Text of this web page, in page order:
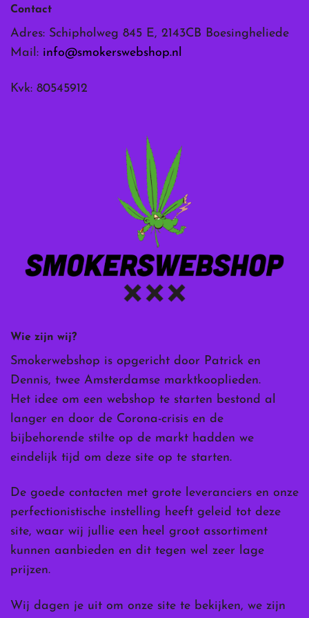
Wie zijn wij?
Smokerwebshop is opgericht door Patrick en
Dennis, twee Amsterdamse marktkooplieden.
Het idee om een webshop te starten bestond al
langer en door de Corona-crisis en de
bijbehorende stilte op de markt hadden we
eindelijk tijd om deze site op te starten.
De goede contacten met grote leveranciers en onze
perfectionistische instelling heeft geleid tot deze
site, waar wij jullie een heel groot assortiment
kunnen aanbieden en dit tegen wel zeer lage
prijzen.
Wij dagen je uit om onze site te bekijken, we zijn
Contact
Adres: Schipholweg 845 E, 2143CB Boesingheliede
Mail: info@smokerswebshop.nl
Kvk: 80545912